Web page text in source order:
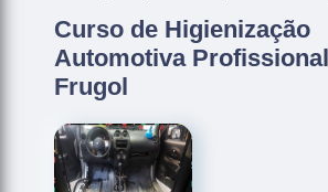
Curso de Higienização
Automotiva
Frugol